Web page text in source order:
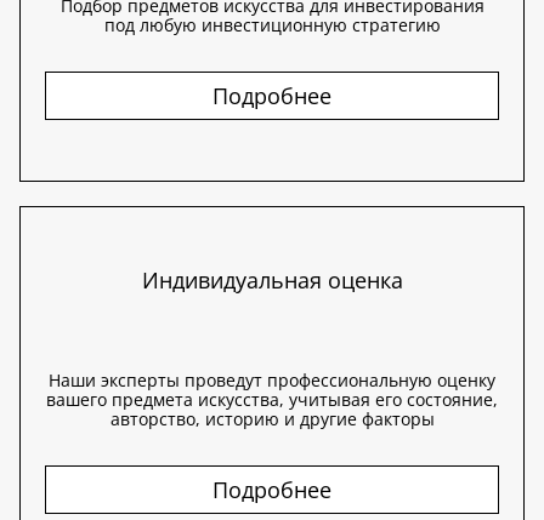
Подбор предметов искусства для инвестирования
под любую инвестиционную стратегию
Подробнее
Индивидуальная оценка
Наши эксперты проведут профессиональную оценку
вашего предмета искусства, учитывая его состояние,
авторство, историю и другие факторы
Подробнее